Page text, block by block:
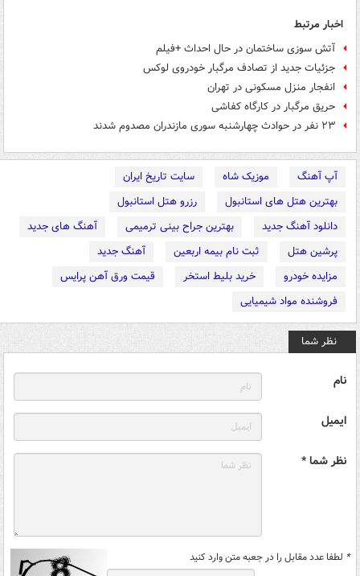
اخبار مرتبط
آتش سوزی ساختمان در حال احداث +فیلم
جزئیات جدید از تصادف مرگبار خودروی لوکس
انفجار منزل مسکونی در تهران
حریق مرگبار در کارگاه کفاشی
۲۳ نفر در حوادث چهارشنبه سوری مازندران مصدوم شدند
آپ آهنگ موزیک شاه
سایت تاریخ ایران
بهترین هتل های استانبول
رزرو هتل استانبول
دانلود آهنگ جدید
بهترین جراح بینی ترمیمی
آهنگ های جدید
پرشین هتل
ثبت نام بیمه اربعین
آهنگ جدید
مزایده خودرو
خرید بلیط استخر
قیمت ورق آهن پرایس
فروشنده مواد شیمیایی
نظر شما
نام
ایمیل
نظر شما *
* لطفا عدد مقابل را در جعبه متن وارد کنید